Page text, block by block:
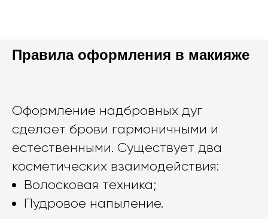
Правила оформления в макияже
Оформление надбровных дуг
сделает брови гармоничными и
естественными. Существует два
косметических взаимодействия:
Волосковая техника;
Пудровое напыление.